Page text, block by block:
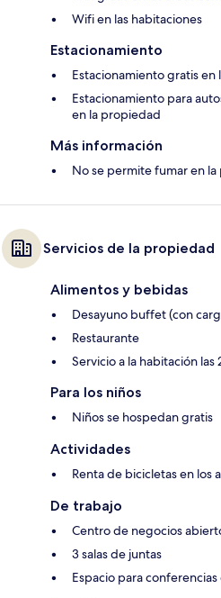
Wifi en las habitaciones
Estacionamiento
Estacionamiento gratis en
Estacionamiento para
en la propiedad
Más información
No se permite fumar en
Servicios de la propiedad
Alimentos y bebidas
Desayuno buffet (con
Restaurante
Servicio a la habitación las
Para los niños
Niños se hospedan gratis
Actividades
Renta de bicicletas en los
De trabajo
Centro de negocios
3 salas de juntas
Espacio para